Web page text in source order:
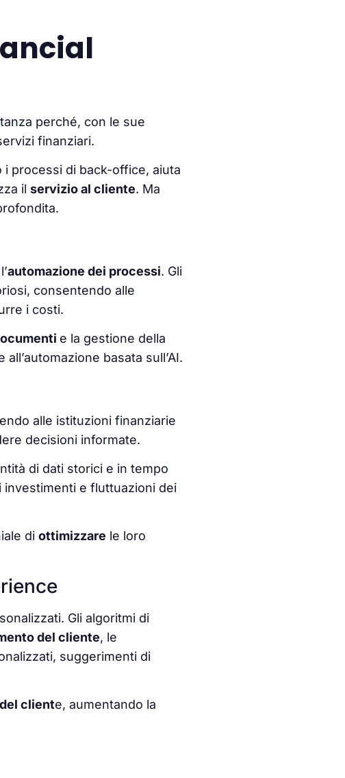
perché, con le sue
finanziari.
processi di back-office, aiuta
il servizio al cliente. Ma
automazione dei processi. Gli
consentendo alle
i costi.
e la gestione della
basata sull’AI.
alle istituzioni finanziarie
decisioni informate.
di dati storici e in tempo
investimenti e fluttuazioni dei
di ottimizzare le loro
Gli algoritmi di
del cliente, le
suggerimenti di
cliente, aumentando la